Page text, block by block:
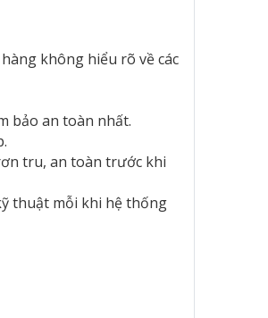
không hiểu rõ về các
bảo an toàn nhất.
tru, an toàn trước khi
thuật mỗi khi hệ thống